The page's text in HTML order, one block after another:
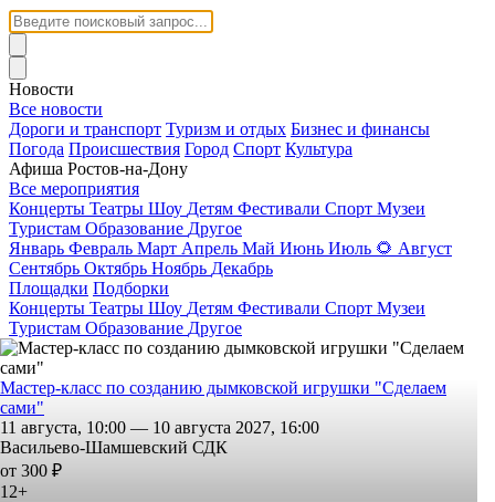
Новости
Все новости
Дороги и транспорт Туризм и отдых Бизнес и финансы
Погода Происшествия Город Спорт Культура
Афиша Ростов-на-Дону
Все мероприятия
Концерты Театры Шоу Детям Фестивали Спорт Музеи
Туристам Образование Другое
Январь Февраль Март Апрель Май Июнь Июль 🌻 Август
Сентябрь Октябрь Ноябрь Декабрь
Площадки Подборки
Концерты Театры Шоу Детям Фестивали Спорт Музеи
Туристам Образование Другое
Мастер-класс по созданию дымковской игрушки "Сделаем
сами"
11 августа, 10:00 — 10 августа 2027, 16:00
Васильево-Шамшевский СДК
от 300 ₽
12+